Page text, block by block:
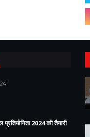
प्रतियोगिता 2024 की तैयारी